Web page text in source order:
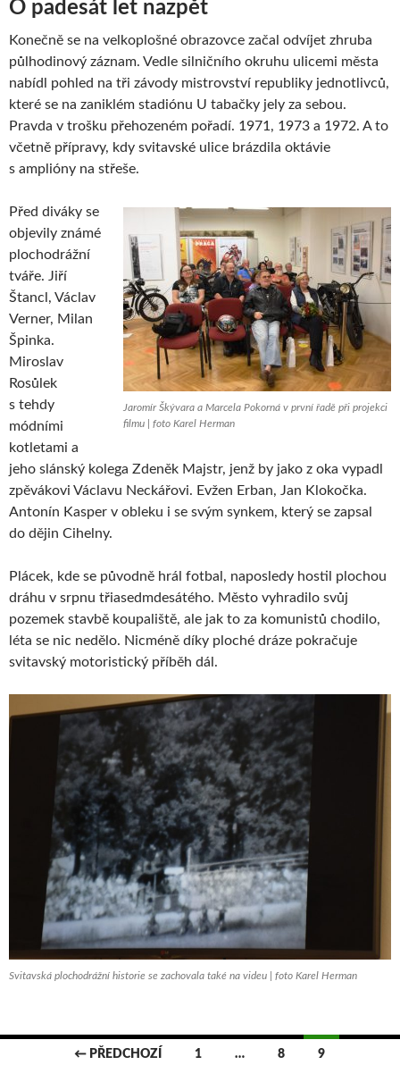
O padesát let nazpět
Konečně se na velkoplošné obrazovce začal odvíjet zhruba
půlhodinový záznam. Vedle silničního okruhu ulicemi města
nabídl pohled na tři závody mistrovství republiky jednotlivců,
které se na zaniklém stadiónu U tabačky jely za sebou.
Pravda v trošku přehozeném pořadí. 1971, 1973 a 1972. A to
včetně přípravy, kdy svitavské ulice brázdila oktávie
s amplióny na střeše.
Jaromír Škývara a Marcela Pokorná v první řadě při projekci
filmu | foto Karel Herman
Před diváky se
objevily známé
plochodrážní
tváře. Jiří
Štancl, Václav
Verner, Milan
Špinka.
Miroslav
Rosůlek
s tehdy
módními
kotletami a
jeho slánský kolega Zdeněk Majstr, jenž by jako z oka vypadl
zpěvákovi Václavu Neckářovi. Evžen Erban, Jan Klokočka.
Antonín Kasper v obleku i se svým synkem, který se zapsal
do dějin Cihelny.
Plácek, kde se původně hrál fotbal, naposledy hostil plochou
dráhu v srpnu třiasedmdesátého. Město vyhradilo svůj
pozemek stavbě koupaliště, ale jak to za komunistů chodilo,
léta se nic nedělo. Nicméně díky ploché dráze pokračuje
svitavský motoristický příběh dál.
Svitavská plochodrážní historie se zachovala také na videu | foto Karel Herman
← PŘEDCHOZÍ 1 … 8 9